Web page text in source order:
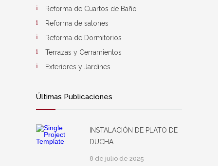
Reforma de Cuartos de Baño
Reforma de salones
Reforma de Dormitorios
Terrazas y Cerramientos
Exteriores y Jardines
Últimas Publicaciones
INSTALACIÓN DE PLATO DE
DUCHA.
8 de julio de 2025